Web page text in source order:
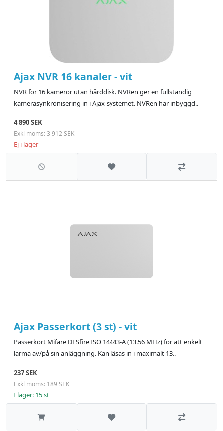
Ajax NVR 16 kanaler - vit
NVR för 16 kameror utan hårddisk. NVRen ger en fullständig
kamerasynkronisering in i Ajax-systemet. NVRen har inbyggd..
4 890 SEK
Exkl moms: 3 912 SEK
Ej i lager
Lägg till i önskelistanJämför
Ajax Passerkort (3 st) - vit
Passerkort Mifare DESfire ISO 14443-А (13.56 MHz) för att enkelt
larma av/på sin anläggning. Kan läsas in i maximalt 13..
237 SEK
Exkl moms: 189 SEK
I lager: 15 st
Lägg till i önskelistanJämför